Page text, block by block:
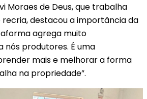
Moraes de Deus, que trabalha
destacou a importância da
agrega muito
produtores. É uma
mais e melhorar a forma
na propriedade”.